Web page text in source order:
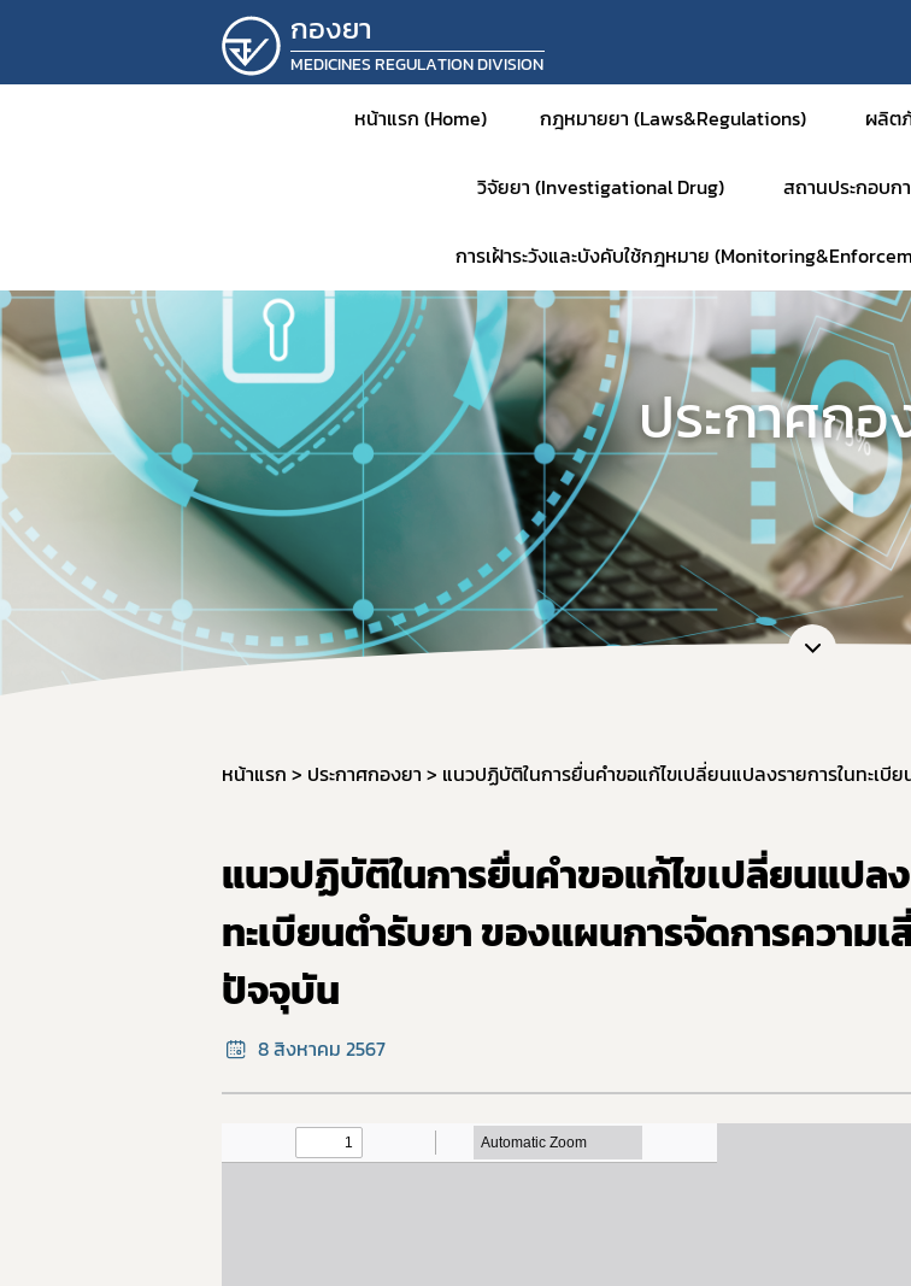
กองยา
MEDICINES REGULATION DIVISION
หน้าแรก (Home) กฎหมายยา (Laws&Regulations) ผลิต
วิจัยยา (Investigational Drug) สถานประกอบก
หน้าหลัก
การตรวจป
การตรวจ
การตรว
การตรวจ
การตรว
การตรว
การต่ออา
แบบฟอร์ม
คู่มือสำหรับ
ตรวจสอ
ตรวจส
ตรวจส
การเฝ้าระวังและบังคับใช้กฎหมาย
หน้าหลัก
ประชาสัมพันธ์
แจ้งเตือนภัย
คำสั่งพักใช้ใบอนุญาต
แผนเก็บตัวอย่างเฝ้าระวัง
คู่มือและแบบฟอร์ม
ประกาศกอ
หน้าแรก ประกาศกองยา
แนวปฏิบัติในการยื่นคำขอแก้ไขเปลี่ยนแปลง
ทะเบียนตำรับยา ของแผนการจัดการความ
ปัจจุบัน
8 สิงหาคม 2567